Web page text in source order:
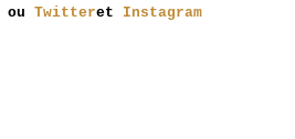
ou Twitteret Instagram